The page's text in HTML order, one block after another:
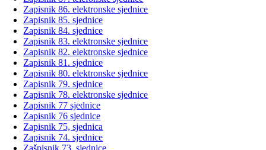
Zapisnik 86. elektronske sjednice
Zapisnik 85. sjednice
Zapisnik 84. sjednice
Zapisnik 83. elektronske sjednice
Zapisnik 82. elektronske sjednice
Zapisnik 81. sjednice
Zapisnik 80. elektronske sjednice
Zapisnik 79. sjednice
Zapisnik 78. elektronske sjednice
Zapisnik 77 sjednice
Zapisnik 76sjednice
Zapisnik 75, sjednica
Zapisnik 74. sjednice
Zašpisnik 73. sjednice